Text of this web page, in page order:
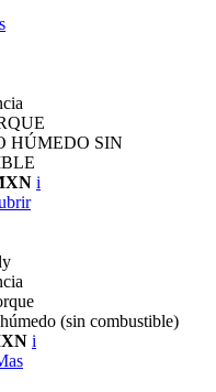
HÚMEDO SIN
i
(sin combustible)
i